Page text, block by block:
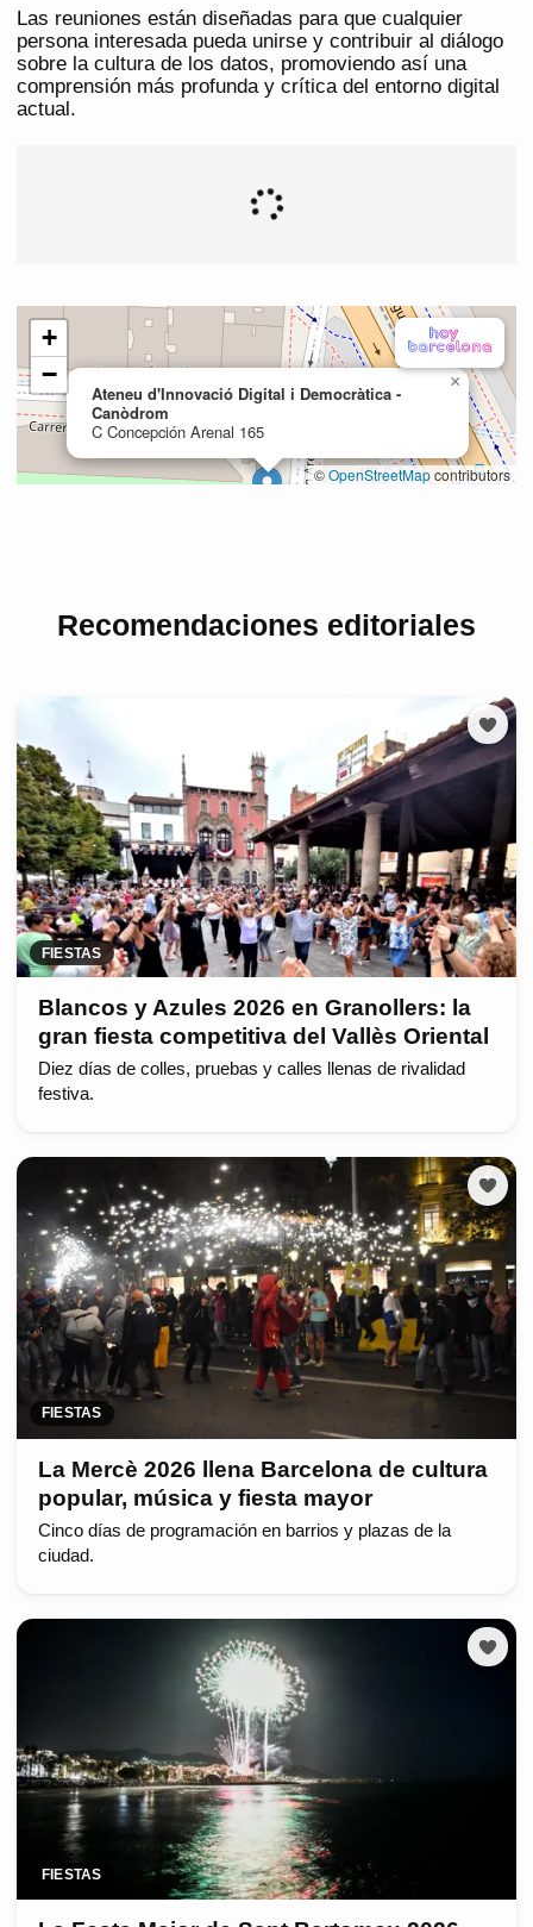
Las reuniones están diseñadas para que cualquier
persona interesada pueda unirse y contribuir al diálogo
sobre la cultura de los datos, promoviendo así una
comprensión más profunda y crítica del entorno digital
actual.
Recomendaciones editoriales
FIESTAS
Blancos y Azules 2026 en Granollers: la
gran fiesta competitiva del Vallès Oriental
Diez días de colles, pruebas y calles llenas de rivalidad
festiva.
FIESTAS
La Mercè 2026 llena Barcelona de cultura
popular, música y fiesta mayor
Cinco días de programación en barrios y plazas de la
ciudad.
FIESTAS